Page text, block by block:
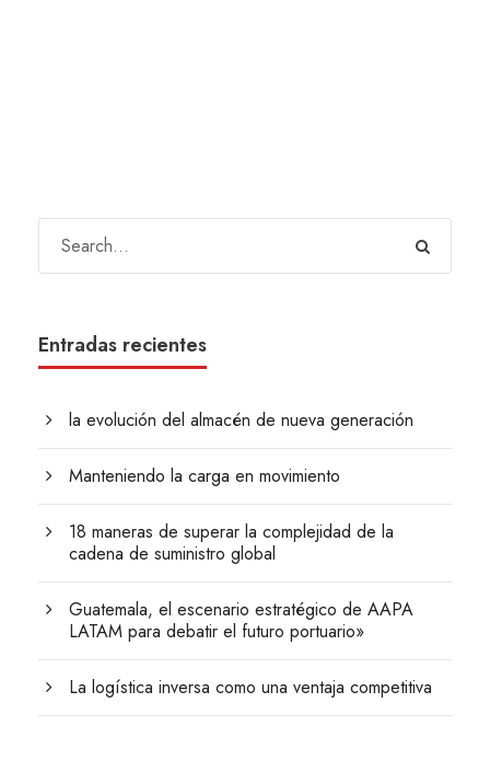
Entradas recientes
la evolución del almacén de nueva generación
Manteniendo la carga en movimiento
18 maneras de superar la complejidad de la
cadena de suministro global
Guatemala, el escenario estratégico de AAPA
LATAM para debatir el futuro portuario»
La logística inversa como una ventaja competitiva